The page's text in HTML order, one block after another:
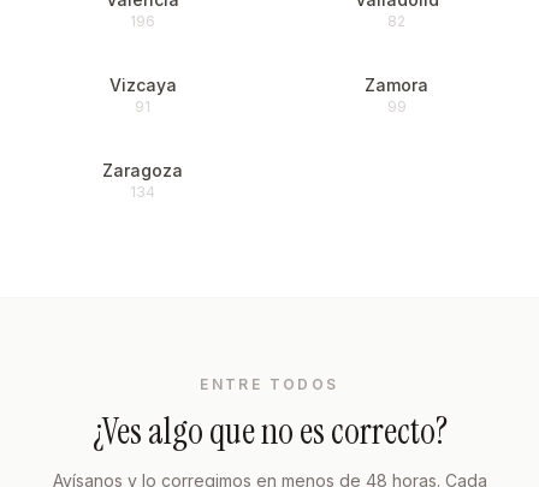
196 82
Vizcaya
91
Zamora
99
Zaragoza
134
ENTRE TODOS
¿Ves algo que no es correcto?
Avísanos y lo corregimos en menos de 48 horas. Cada